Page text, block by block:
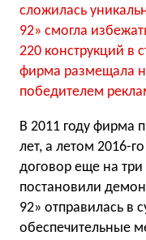
сложилась
92» смогла
220 конструкций в
фирма размещала
победителем
В 2011 году фирма
лет, а летом 2016-
договор еще на три
постановили
92» отправилась в
обеспечительные